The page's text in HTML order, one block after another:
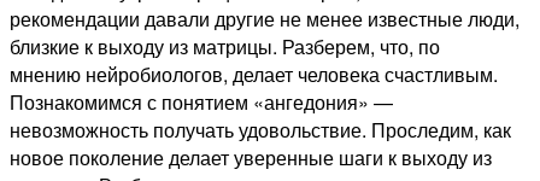
рекомендации давали другие не менее известные люди,
близкие к выходу из матрицы. Разберем, что, по
мнению нейробиологов, делает человека счастливым.
Познакомимся с понятием «ангедония» —
невозможность получать удовольствие. Проследим, как
новое поколение делает уверенные шаги к выходу из